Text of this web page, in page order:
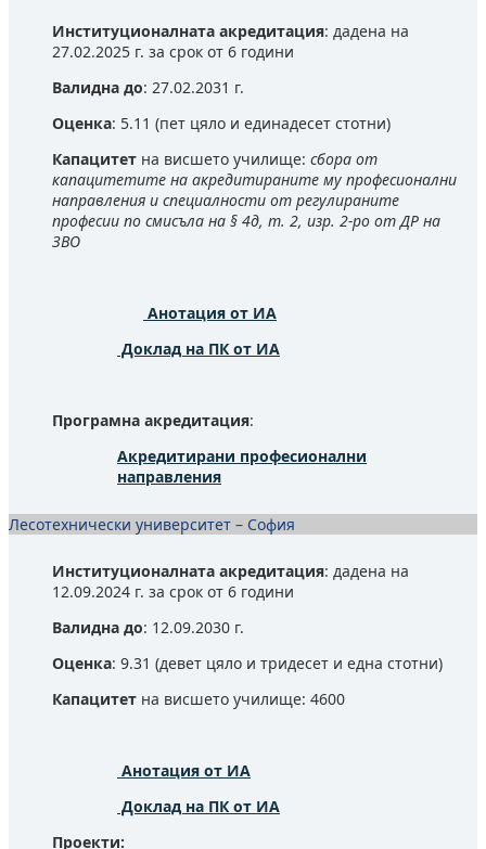
Институционалната акредитация: дадена на
27.02.2025 г. за срок от 6 години
Валидна до: 27.02.2031 г.
Оценка: 5.11 (пет цяло и единадесет стотни)
Капацитет на висшето училище: сбора от
капацитетите на акредитираните му професионални
направления и специалности от регулираните
професии по смисъла на § 4д, т. 2, изр. 2-ро от ДР на
ЗВО
Анотация от ИА
Доклад на ПК от ИА
Програмна акредитация:
Акредитирани професионални
направления
Лесотехнически университет – София
Институционалната акредитация: дадена на
12.09.2024 г. за срок от 6 години
Валидна до: 12.09.2030 г.
Оценка: 9.31 (девет цяло и тридесет и една стотни)
Капацитет на висшето училище: 4600
Анотация от ИА
Доклад на ПК от ИА
Проекти: